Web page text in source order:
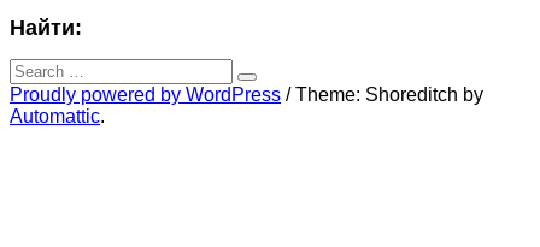
Найти:
Search
for:
Search
Proudly powered by WordPress /Theme: Shoreditch by
Automattic.